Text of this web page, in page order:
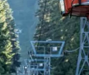
геодезически
регулационни и